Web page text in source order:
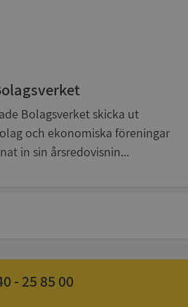
Bolagsverket skicka ut
och ekonomiska föreningar
in sin årsredovisnin...
- 25 85 00
Microsoft
Corporation
upplysningar.syna.se
Session